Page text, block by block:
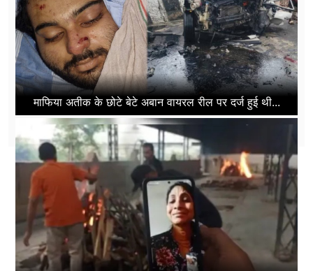
माफिया अतीक के छोटे बेटे अबान वायरल रील पर दर्ज हुई थी...